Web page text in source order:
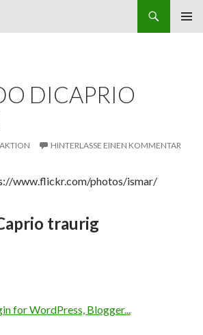
DICAPRIO
HINTERLASSE EINEN KOMMENTAR
www.flickr.com/photos/ismar/
traurig